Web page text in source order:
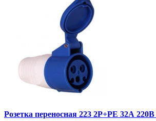
Розетка переносная 223 2Р+РЕ 32А